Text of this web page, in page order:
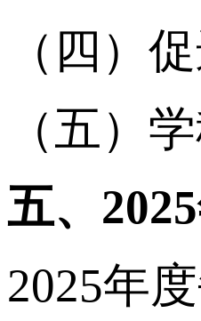
（四）
（五）
五、
2025年